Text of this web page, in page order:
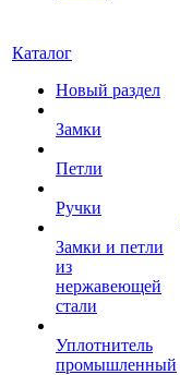
Каталог
Новый раздел
Замки
Петли
Ручки
Замки и петли
из
нержавеющей
стали
Уплотнитель
промышленный